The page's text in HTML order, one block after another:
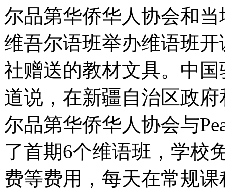
尔品第华侨华人协会和当
维吾尔语班举办维语班
社赠送的教材文具。 中国
道说，在新疆自治区政
尔品第华侨华人协会与
了首期6个维语班，学校
费等费用，每天在常规